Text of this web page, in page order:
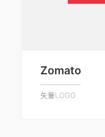
Zomato
矢量LOGO